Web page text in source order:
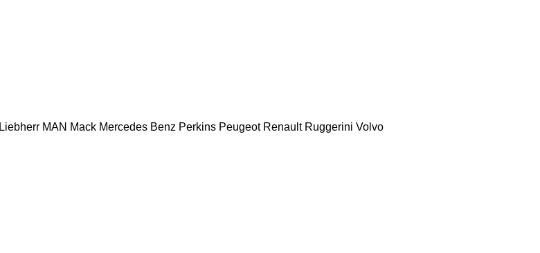
Liebherr MAN Mack Mercedes Benz Perkins Peugeot Renault Ruggerini Volvo